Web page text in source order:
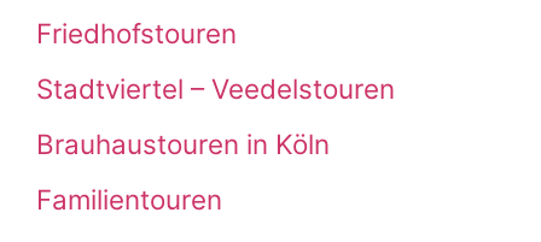
Friedhofstouren
Stadtviertel – Veedelstouren
Brauhaustouren in Köln
Familientouren